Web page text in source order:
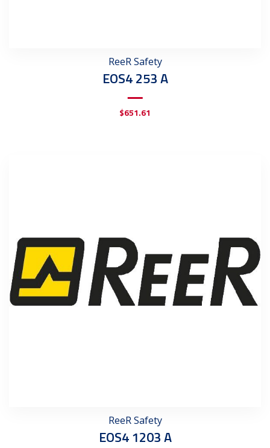
ReeR Safety
EOS4 253 A
$651.61
ReeR Safety
EOS4 1203 A